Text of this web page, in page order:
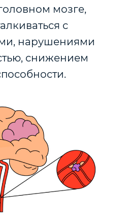
мозге,
с
нарушениями
снижением